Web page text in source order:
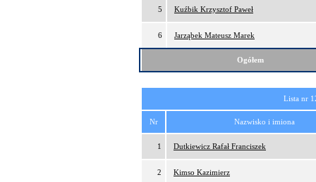
5 Kuźbik Krzysztof Paweł
6 Jarząbek Mateusz Marek
Ogółem
Lista nr
Nr Nazwisko i imiona
1 Dutkiewicz Rafał Franciszek
2 Kimso Kazimierz